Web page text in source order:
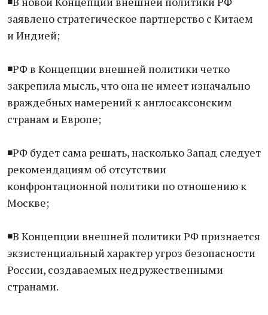
заявлено стратегическое партнерство с Китаем
и Индией;
◾️РФ в Концепции внешней политики четко
закрепила мысль, что она не имеет изначально
враждебных намерений к англосаксонским
странам и Европе;
◾️РФ будет сама решать, насколько Запад следует
рекомендациям об отсутствии
конфронтационной политики по отношению к
Москве;
◾️В Концепции внешней политики РФ признается
экзистенциальный характер угроз безопасности
России, создаваемых недружественными
странами.